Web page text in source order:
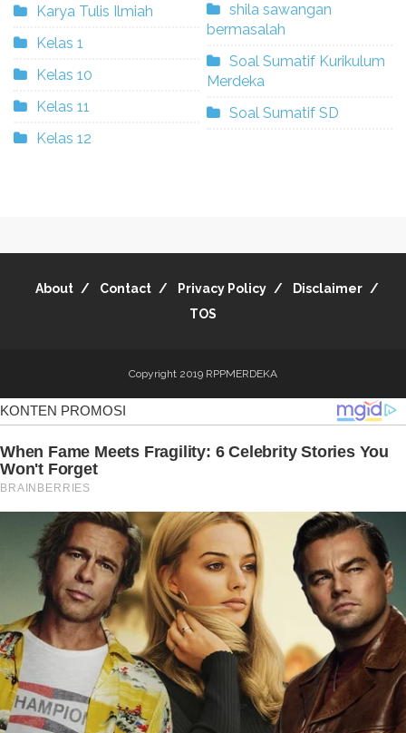
Karya Tulis Ilmiah
Kelas 1
Kelas 10
Kelas 11
Kelas 12
shila sawangan
bermasalah
Soal Sumatif Kurikulum
Merdeka
Soal Sumatif SD
About Contact Privacy Policy
Disclaimer
TOS
Copyright 2019 RPPMERDEKA